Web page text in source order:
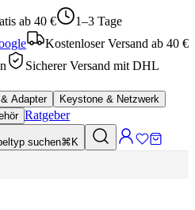
ab 40 €
1–3 Tage
Kostenloser Versand ab 40 €
Sicherer Versand mit DHL
Adapter
Keystone & Netzwerk
Ratgeber
suchen⌘K